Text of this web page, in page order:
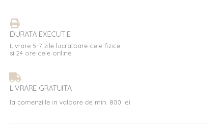
DURATA EXECUTIE
Livrare 5-7 zile lucratoare cele fizice
si 24 ore cele online
LIVRARE GRATUITA
la comenziile in valoare de min. 800 lei